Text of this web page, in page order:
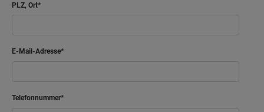
PLZ, Ort
E-Mail-Adresse
Telefonnummer